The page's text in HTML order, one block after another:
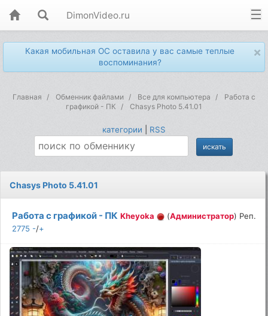
DimonVideo.ru
×
Какая мобильная ОС оставила у вас самые теплые
воспоминания?
Главная Обменник файлами Все для компьютера
Работа с
графикой - ПК
Chasys Photo 5.41.01
категории RSS
Chasys Photo 5.41.01
Работа с графикой - ПК Kheyoka (Администратор) Реп.
2775 -/+